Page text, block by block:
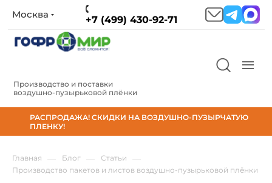
Москва +7 (499) 430-92-71
Производство и поставки
воздушно‑пузырьковой плёнки
РАСПРОДАЖА! СКИДКИ НА ВОЗДУШНО-ПУЗЫРЧАТУЮ
ПЛЕНКУ!
Главная Блог Статьи
Производство пакетов и листов воздушно-пузырьковой плёнки